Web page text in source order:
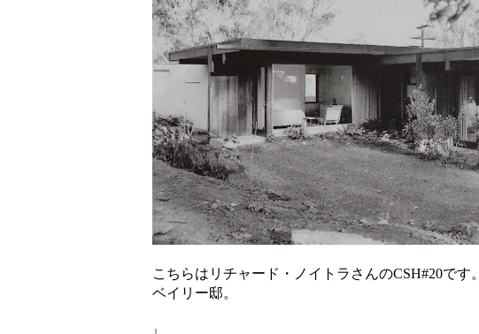
こちらはリチャード・ノイトラさんのCSH#20です。
ベイリー邸。